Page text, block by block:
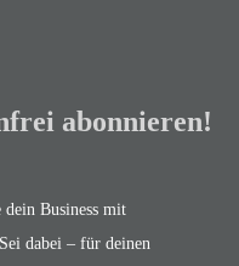
abonnieren!
dein Business mit
dabei – für deinen